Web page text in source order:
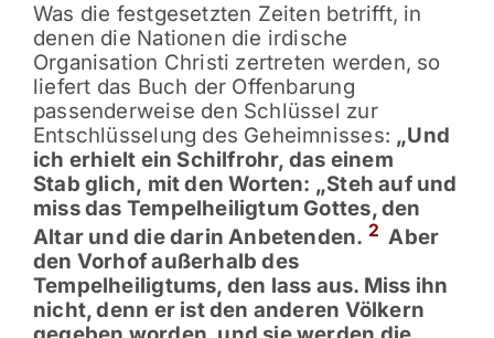
Was die festgesetzten Zeiten betrifft, in
denen die Nationen die irdische
Organisation Christi zertreten werden, so
liefert das Buch der Offenbarung
passenderweise den Schlüssel zur
Entschlüsselung des Geheimnisses: „Und
ich erhielt ein Schilfrohr, das einem
Stab glich, mit den Worten: „Steh auf und
miss das Tempelheiligtum Gottes, den
Altar und die darin Anbetenden. 2 Aber
den Vorhof außerhalb des
Tempelheiligtums, den lass aus. Miss ihn
nicht, denn er ist den anderen Völkern